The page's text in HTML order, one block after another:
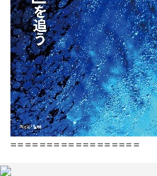
==================